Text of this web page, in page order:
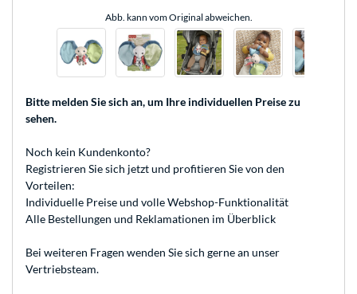
Abb. kann vom Original abweichen.
Bitte melden Sie sich an, um Ihre individuellen Preise zu
sehen.
Noch kein Kundenkonto?
Registrieren Sie sich jetzt und profitieren Sie von den
Vorteilen:
Individuelle Preise und volle Webshop-Funktionalität
Alle Bestellungen und Reklamationen im Überblick
Bei weiteren Fragen wenden Sie sich gerne an unser
Vertriebsteam.